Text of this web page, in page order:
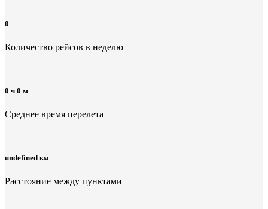
0
Количество рейсов в неделю
0 ч 0 м
Среднее время перелета
undefined км
Расстояние между пунктами